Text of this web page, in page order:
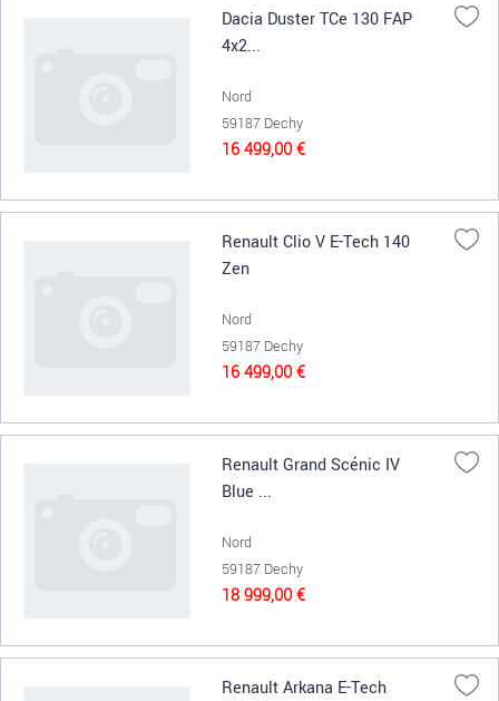
Dacia Duster TCe 130 FAP
4x2...
Nord
59187 Dechy
16 499,00 €
Renault Clio V E-Tech 140
Zen
Nord
59187 Dechy
16 499,00 €
Renault Grand Scénic IV
Blue ...
Nord
59187 Dechy
18 999,00 €
Renault Arkana E-Tech